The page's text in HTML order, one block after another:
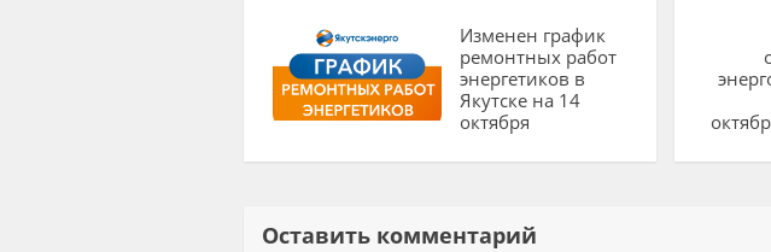
Изменен график
ремонтных работ
энергетиков в
Якутске на 14
октября
Оставить комментарий